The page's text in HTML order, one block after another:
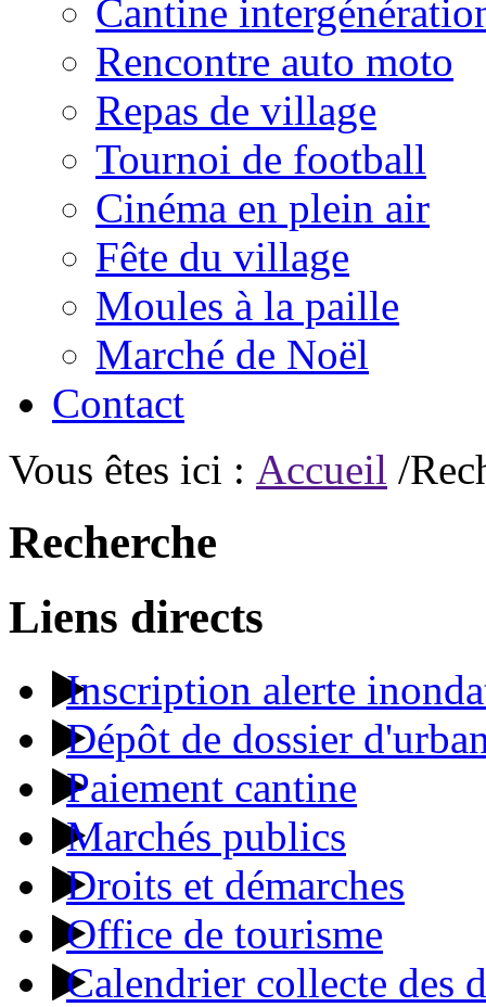
Cantine
Rencontre auto moto
Repas de village
Tournoi de football
Cinéma en plein air
Fête du village
Moules à la paille
Marché de Noël
Contact
Vous êtes ici : Accueil /
Recherche
Liens directs
Inscription alerte
Dépôt de dossier
Paiement cantine
Marchés publics
Droits et démarches
Office de tourisme
Calendrier collecte des